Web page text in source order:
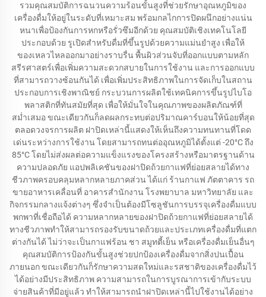
รวมคุณสมบัติการฉนวนความร้อนขั้นสูงที่ช่วยรักษาอุณหภูมิของ
เครื่องดื่มให้อยู่ในระดับที่เหมาะสม พร้อมกลไกการปิดผนึกอย่างแน่น
หนาเพื่อป้องกันการหกหรือรั่วซึมอีกด้วย คุณสมบัติเชิงเทคโนโลยี
ประกอบด้วย รูเปิดสำหรับดื่มที่ขึ้นรูปด้วยความแม่นยำสูง เพื่อให้
ของเหลวไหลออกมาอย่างราบรื่น พื้นผิวส่วนจับที่ออกแบบตามหลัก
สรีรศาสตร์เพื่อเพิ่มความสะดวกสบายในการใช้งาน และการออกแบบ
ที่สามารถวางซ้อนกันได้ เพื่อเพิ่มประสิทธิภาพในการจัดเก็บในสถาน
ประกอบการเชิงพาณิชย์ กระบวนการผลิตใช้เทคนิคการขึ้นรูปไบโอ
พลาสติกที่ทันสมัยที่สุด เพื่อให้มั่นใจในคุณภาพของผลิตภัณฑ์ที่
สม่ำเสมอ ขณะเดียวกันก็ลดผลกระทบต่อปริมาณคาร์บอนให้น้อยที่สุด
ตลอดวงจรการผลิต ฝาปิดเหล่านี้แสดงให้เห็นถึงความทนทานที่โดด
เด่นระหว่างการใช้งาน โดยสามารถทนต่ออุณหภูมิได้ตั้งแต่ -20°C ถึง
85°C โดยไม่ส่งผลต่อความแข็งแรงของโครงสร้างหรือมาตรฐานด้าน
ความปลอดภัย แอปพลิเคชันของฝาปิดถ้วยกาแฟที่ย่อยสลายได้ทาง
ชีวภาพครอบคลุมหลากหลายภาคส่วน ได้แก่ ร้านกาแฟ ภัตตาคาร รถ
ขายอาหารเคลื่อนที่ อาคารสำนักงาน โรงพยาบาล มหาวิทยาลัย และ
กิจกรรมกลางแจ้งต่างๆ ซึ่งจำเป็นต้องมีโซลูชันการบรรจุเครื่องดื่มแบบ
พกพาที่เชื่อถือได้ ความหลากหลายของฝาปิดถ้วยกาแฟที่ย่อยสลายได้
ทางชีวภาพทำให้สามารถรองรับขนาดถ้วยและประเภทเครื่องดื่มที่แตก
ต่างกันได้ ไม่ว่าจะเป็นกาแฟร้อน ชา สมูทตี้เย็น หรือเครื่องดื่มเย็นอื่นๆ
คุณสมบัติการป้องกันขั้นสูงช่วยปกป้องเครื่องดื่มจากสิ่งปนเปื้อน
ภายนอก ขณะเดียวกันก็รักษาความสดใหม่และรสชาติของเครื่องดื่มไว้
ได้อย่างมีประสิทธิภาพ ความสามารถในการบูรณาการเข้ากับระบบ
จ่ายสินค้าที่มีอยู่แล้ว ทำให้สามารถนำฝาปิดเหล่านี้ไปใช้งานได้อย่าง